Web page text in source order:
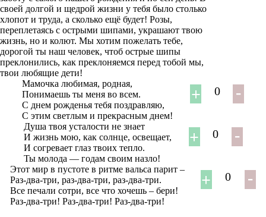
своей долгой и щедрой жизни у тебя было столько
хлопот и труда, а сколько ещё будет! Розы,
переплетаясь с острыми шипами, украшают твою
жизнь, но и колют. Мы хотим пожелать тебе,
дорогой ты наш человек, чтоб острые шипы
преклонились, как преклоняемся перед тобой мы,
твои любящие дети!
Мамочка любимая, родная,
Понимаешь ты меня во всем.
С днем рожденья тебя поздравляю,
С этим светлым и прекрасным днем!
0
Душа твоя усталости не знает
И жизнь мою, как солнце, освещает,
И согревает глаз твоих тепло.
Ты молода — годам своим назло!
0
Этот мир в пустоте в ритме вальса парит –
Раз-два-три, раз-два-три, раз-два-три.
Все печали сотри, все что хочешь – бери!
Раз-два-три! Раз-два-три! Раз-два-три!
0